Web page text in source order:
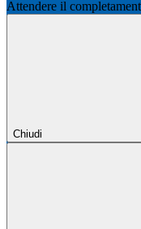
Attendere il
Chiudi